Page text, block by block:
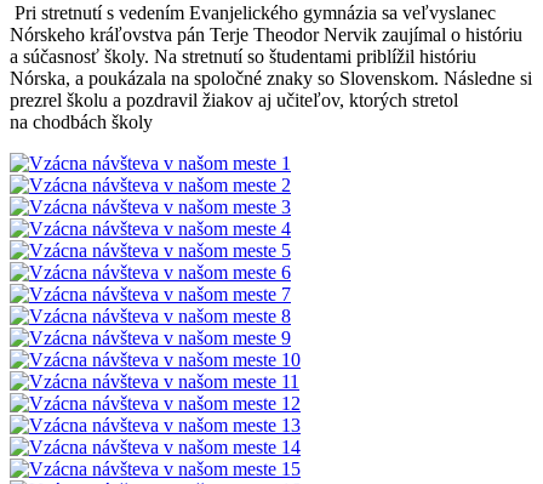
Pri stretnutí s vedením Evanjelického gymnázia sa veľvyslanec
Nórskeho kráľovstva pán Terje Theodor Nervik zaujímal o históriu
a súčasnosť školy. Na stretnutí so študentami priblížil históriu
Nórska, a poukázala na spoločné znaky so Slovenskom. Následne si
prezrel školu a pozdravil žiakov aj učiteľov, ktorých stretol
na chodbách školy